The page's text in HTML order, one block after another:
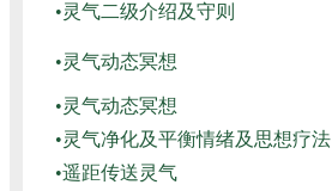
•灵气二级介绍及守则
•灵气动态冥想
•灵气动态冥想
•灵气净化及平衡情绪及思想疗法
•遥距传送灵气